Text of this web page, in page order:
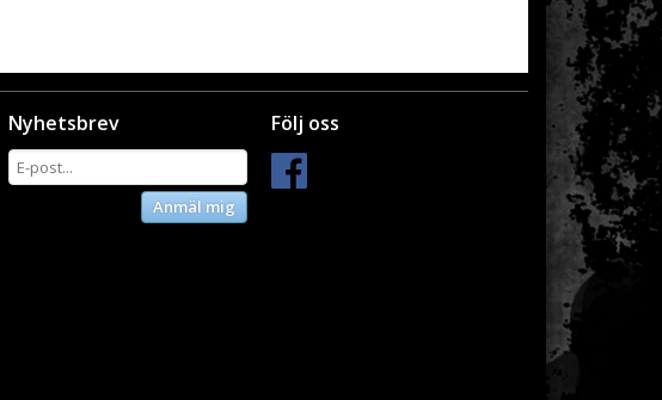
Följ oss
Nyhetsbrev
Anmäl mig